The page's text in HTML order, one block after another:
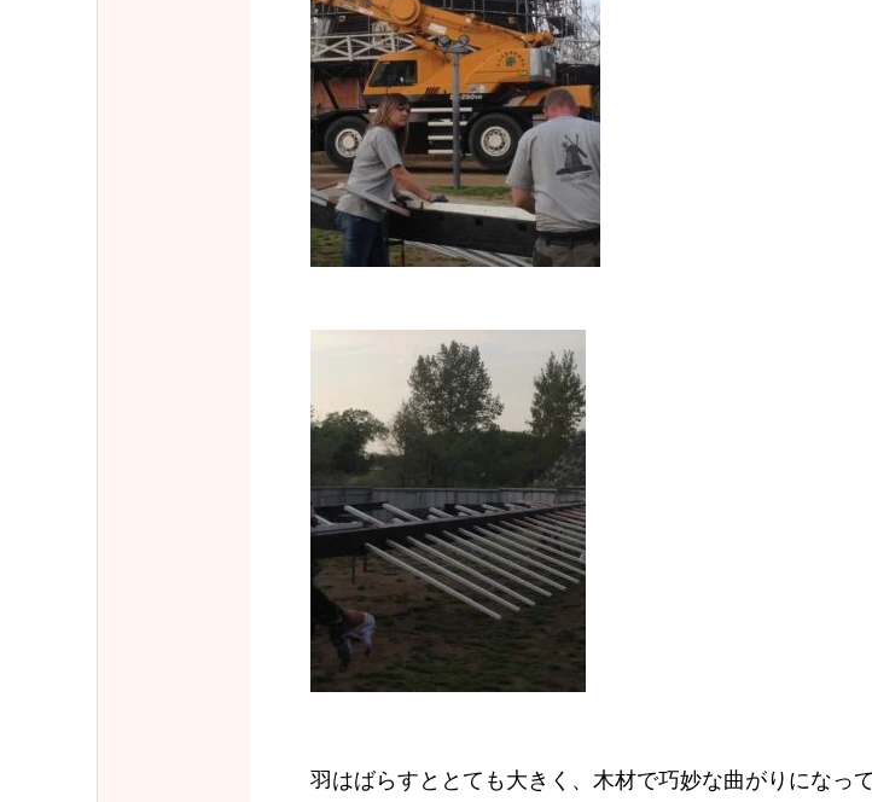
羽はばらすととても大きく、木材で巧妙な曲がりになっ